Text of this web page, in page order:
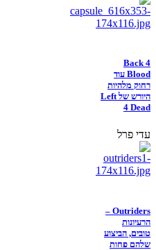
Back 4
Blood עוד
רחוק מלהיות
היורש של Left
4 Dead
עדי פרל
Outriders –
הרעיונות
טובים, הביצוע
שלהם פחות